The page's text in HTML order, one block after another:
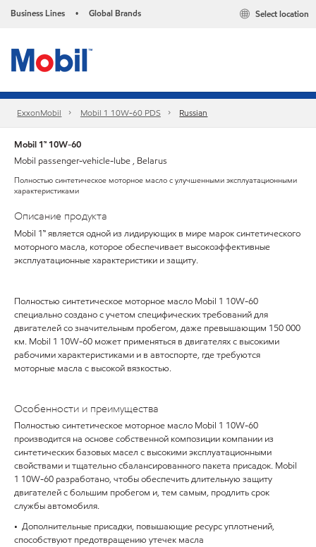
Business Lines • Global Brands Select location
ExxonMobil Mobil 1 10W-60 PDS Russian
Mobil 1™ 10W-60
Mobil passenger-vehicle-lube , Belarus
Полностью синтетическое моторное масло с улучшенными эксплуатационными
характеристиками
Описание продукта
Mobil 1™ является одной из лидирующих в мире марок синтетического
моторного масла, которое обеспечивает высокоэффективные
эксплуатационные характеристики и защиту.
Полностью синтетическое моторное масло Mobil 1 10W-60
специально создано с учетом специфических требований для
двигателей со значительным пробегом, даже превышающим 150 000
км. Mobil 1 10W-60 может применяться в двигателях с высокими
рабочими характеристиками и в автоспорте, где требуются
моторные масла с высокой вязкостью.
Особенности и преимущества
Полностью синтетическое моторное масло Mobil 1 10W-60
производится на основе собственной композиции компании из
синтетических базовых масел с высокими эксплуатационными
свойствами и тщательно сбалансированного пакета присадок. Mobil
1 10W-60 разработано, чтобы обеспечить длительную защиту
двигателей с большим пробегом и, тем самым, продлить срок
службы автомобиля.
• Дополнительные присадки, повышающие ресурс уплотнений,
способствуют предотвращению утечек масла